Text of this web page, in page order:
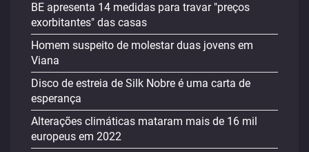
BE apresenta 14 medidas para travar "preços
exorbitantes" das casas
Homem suspeito de molestar duas jovens em
Viana
Disco de estreia de Silk Nobre é uma carta de
esperança
Alterações climáticas mataram mais de 16 mil
europeus em 2022